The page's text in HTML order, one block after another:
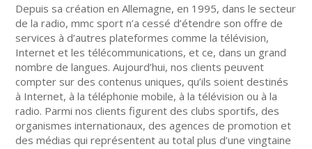
Depuis sa création en Allemagne, en 1995, dans le secteur
de la radio, mmc sport n’a cessé d’étendre son offre de
services à d’autres plateformes comme la télévision,
Internet et les télécommunications, et ce, dans un grand
nombre de langues. Aujourd’hui, nos clients peuvent
compter sur des contenus uniques, qu’ils soient destinés
à Internet, à la téléphonie mobile, à la télévision ou à la
radio. Parmi nos clients figurent des clubs sportifs, des
organismes internationaux, des agences de promotion et
des médias qui représentent au total plus d’une vingtaine